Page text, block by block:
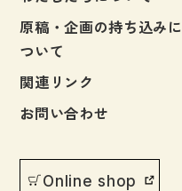
原稿・企画の持ち込みに
ついて
関連リンク
お問い合わせ
Online shop